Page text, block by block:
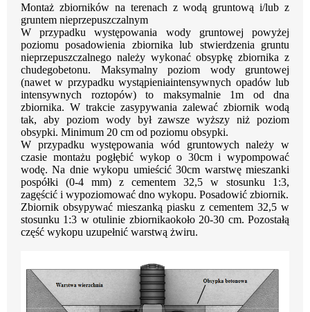
Montaż zbiorników na terenach z wodą gruntową i/lub z
gruntem nieprzepuszczalnym
W przypadku występowania wody gruntowej powyżej
poziomu posadowienia zbiornika lub stwierdzenia gruntu
nieprzepuszczalnego należy wykonać obsypkę zbiornika z
chudegobetonu. Maksymalny poziom wody
gruntowej
(nawet w przypadku wystąpieniaintensywnych opadów lub
intensywnych roztopów) to maksymalnie 1m od dna
zbiornika. W trakcie zasypywania zalewać zbiornik wodą
tak, aby poziom wody był zawsze wyższy niż poziom
obsypki. Minimum 20 cm od poziomu obsypki.
W przypadku występowania wód gruntowych należy w
czasie montażu pogłębić wykop o 30cm i wypompować
wodę. Na dnie wykopu umieścić 30cm warstwę mieszanki
pospółki (0-4 mm) z cementem 32,5 w stosunku 1:3,
zagęścić i wypoziomować dno wykopu. Posadowić zbiornik.
Zbiornik obsypywać mieszanką piasku z cementem 32,5 w
stosunku 1:3 w otulinie zbiornikaokoło 20-30 cm. Pozostałą
część wykopu uzupełnić warstwą żwiru.